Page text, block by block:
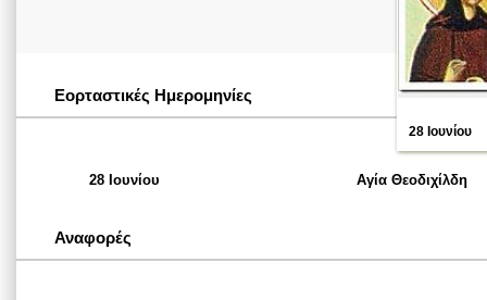
28 Ιουνίου
Εορταστικές Ημερομηνίες
28 Ιουνίου Αγία Θεοδιχίλδη
Αναφορές